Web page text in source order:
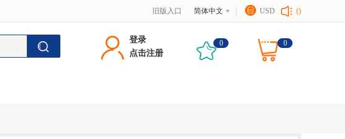
旧版入口 简体中文 USD ()
登录
点击注册
0 0